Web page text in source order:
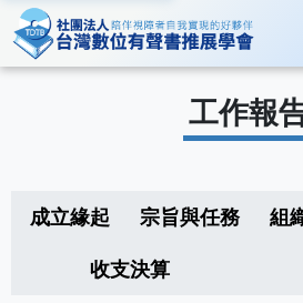
工作報
成立緣起 宗旨與任務 組
收支決算